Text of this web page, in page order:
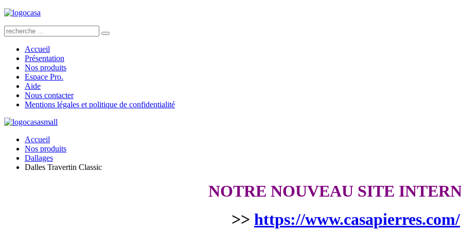
Accueil
Présentation
Nos produits
Espace Pro.
Aide
Nous contacter
Mentions légales et politique de confidentialité
Accueil
Nos produits
Dallages
Dalles Travertin Classic
NOTRE NOUVEAU SITE
>> https://www.casapierres.com/